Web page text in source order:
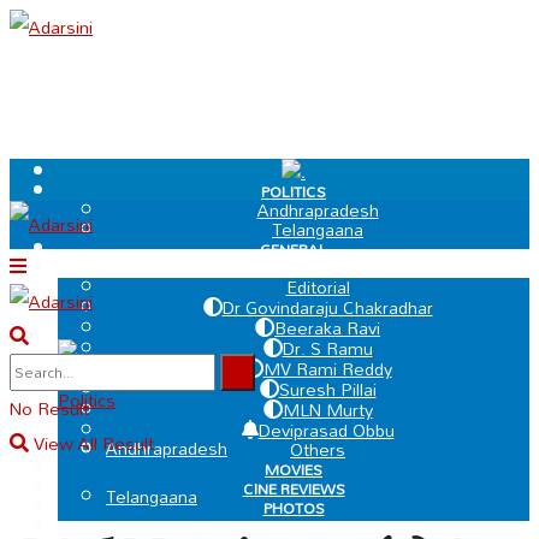
.
POLITICS
Andhrapradesh
Telangaana
GENERAL
Editorial
Dr Govindaraju Chakradhar
Beeraka Ravi
Dr. S Ramu
MV Rami Reddy
Suresh Pillai
MLN Murty
Deviprasad Obbu
Others
MOVIES
CINE REVIEWS
PHOTOS
VIDEOS
.
Politics
Andhrapradesh
Telangaana
No Result
View All Result